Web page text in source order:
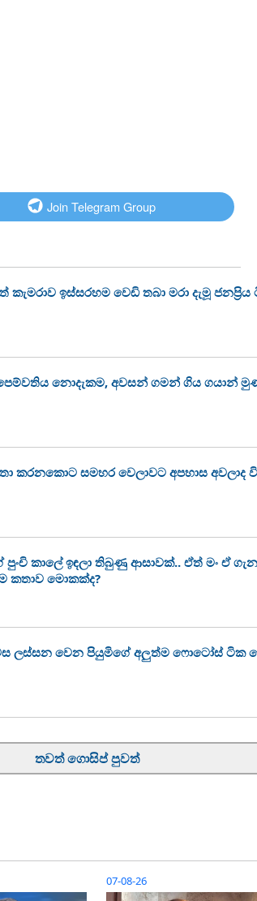
Join Telegram Group
කැමරාව ඉස්සරහම වෙඩි තබා මරා දැමූ
නොදැකම, අවසන් ගමන් ගිය ගයාන්
කරනකොට සමහර වෙලාවට අපහාස
පුංචි කාලේ ඉඳලා තිබුණු ආසාවක්.. ඒත් මං ඒ
කතාව මොකක්ද?
ලස්සන වෙන පියුමිගේ අලුත්ම ෆොටෝස් ටික
තවත් ගොසිප් පුවත්
07-08-26